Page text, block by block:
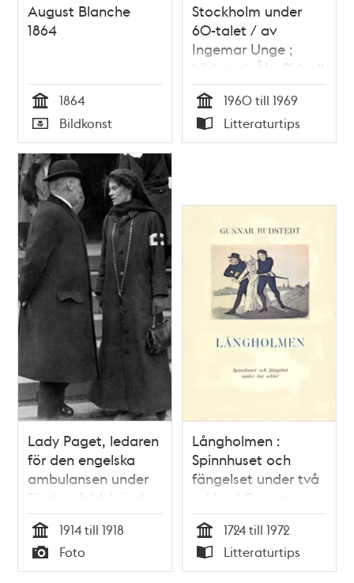
August Blanche
1864
Tid
1864
Typ
Bildkonst
Stockholm under
60-talet / av
Ingemar Unge ;
bildurval: Åke Sidvall
Tid
1960 till 1969
Typ
Litteraturtips
Lady Paget, ledaren
för den engelska
ambulansen under
första världskriget,
samtalar med
engelska ministern
vid Stockholms
Central.
Tid
1914 till 1918
Typ
Foto
Långholmen :
Spinnhuset och
fängelset under två
sekler / Gunnar
Rudstedt
Tid
1724 till 1972
Typ
Litteraturtips